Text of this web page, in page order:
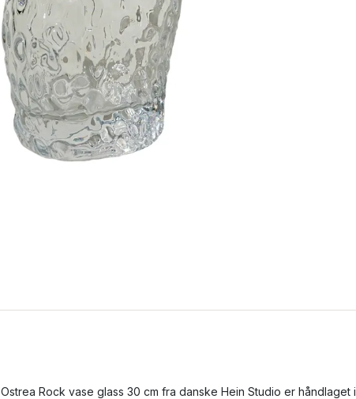
Ostrea Rock vase glass 30 cm fra danske Hein Studio er håndlaget i